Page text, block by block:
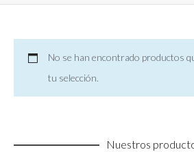
No se han encontrado productos
tu selección.
Nuestros